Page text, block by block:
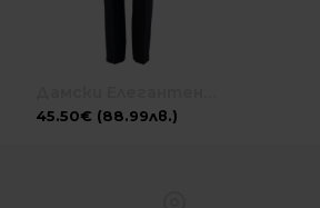
45.50€ (88.99лв.)